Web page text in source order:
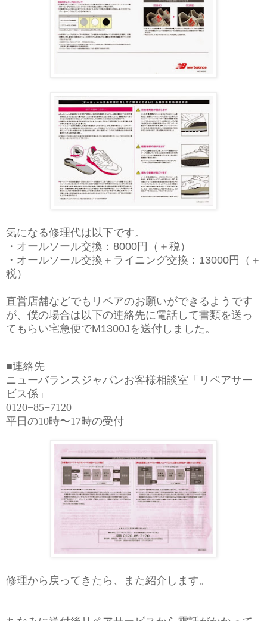
気になる修理代は以下です。
・オールソール交換：8000円（＋税）
・オールソール交換＋ライニング交換：13000円（＋
税）
直営店舗などでもリペアのお願いができるようです
が、僕の場合は以下の連絡先に電話して書類を送っ
てもらい宅急便でM1300Jを送付しました。
■連絡先
ニューバランスジャパンお客様相談室「リペアサー
ビス係」
0120−85−7120
平日の10時〜17時の受付
修理から戻ってきたら、また紹介します。